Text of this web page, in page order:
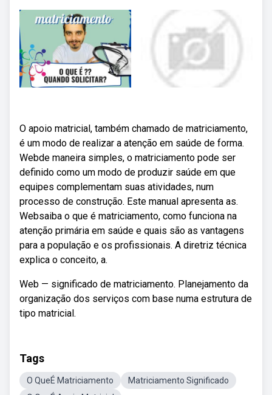
O apoio matricial, também chamado de matriciamento,
é um modo de realizar a atenção em saúde de forma.
Webde maneira simples, o matriciamento pode ser
definido como um modo de produzir saúde em que
equipes complementam suas atividades, num
processo de construção. Este manual apresenta as.
Websaiba o que é matriciamento, como funciona na
atenção primária em saúde e quais são as vantagens
para a população e os profissionais. A diretriz técnica
explica o conceito, a.
Web — significado de matriciamento. Planejamento da
organização dos serviços com base numa estrutura de
tipo matricial.
Tags
O QueÉ Matriciamento
Matriciamento Significado